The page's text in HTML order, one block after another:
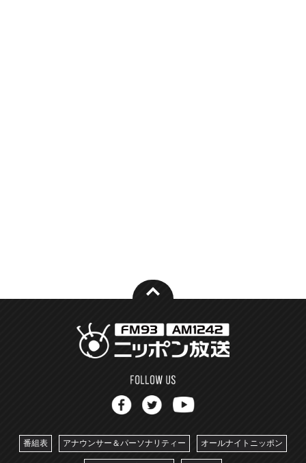
番組表 アナウンサー＆パーソナリティー オールナイトニッポン